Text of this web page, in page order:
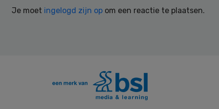
Je moet ingelogd zijn op om een reactie te plaatsen.